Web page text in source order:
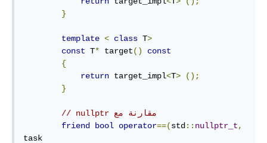
}
template < class T>
const T* target()
const
{
return target_impl<T>
();
}
// nullptr مقارنة مع
friend
bool operator==(std :: nullptr_t,
task